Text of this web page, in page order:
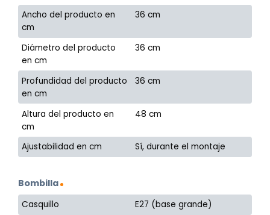
Ancho del producto en
cm
36 cm
Diámetro del producto
en cm
36 cm
Profundidad del producto
en cm
36 cm
Altura del producto en
cm
48 cm
Ajustabilidad en cm Sí, durante el montaje
Bombilla
Casquillo E27 (base grande)